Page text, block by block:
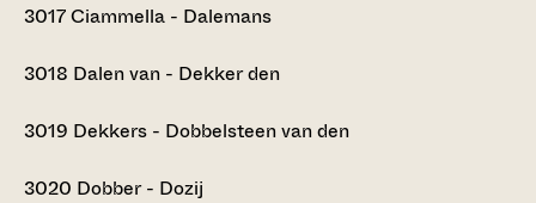
3017Ciammella - Dalemans
3018 Dalen van - Dekker den
3019 Dekkers - Dobbelsteen van den
3020 Dobber - Dozij